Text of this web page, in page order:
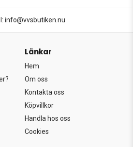
info@vvsbutiken.nu
Länkar
Hem
Om oss
Kontakta oss
Köpvillkor
Handla hos oss
Cookies